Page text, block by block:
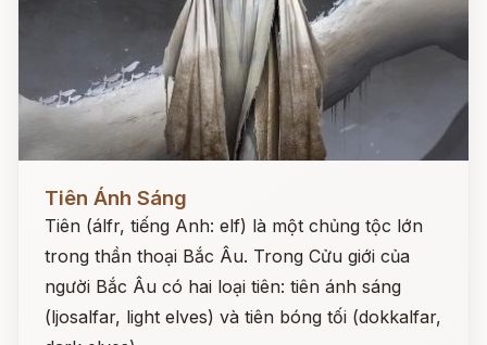
Tiên Ánh Sáng
Tiên (álfr, tiếng Anh: elf) là một chủng tộc lớn
trong thần thoại Bắc Âu. Trong Cửu giới của
người Bắc Âu có hai loại tiên: tiên ánh sáng
(ljosalfar, light elves) và tiên bóng tối (dokkalfar,